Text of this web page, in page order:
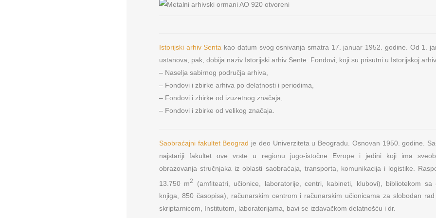
Istorijski arhiv Senta kao datum svog osnivanja smatra 17. januar 1952. godine. Od 1.
ustanova, pak, dobija naziv Istorijski arhiv Sente. Fondovi, koji su prisutni u Istorijskoj
– Naselja sabirnog područja arhiva,
– Fondovi i zbirke arhiva po delatnosti i periodima,
– Fondovi i zbirke od izuzetnog značaja,
– Fondovi i zbirke od velikog značaja.
Saobraćajni fakultet Beograd je deo Univerziteta u Beogradu. Osnovan 1950. godine.
najstariji fakultet ove vrste u regionu jugo-istočne Evrope i jedini koji ima
obrazovanja stručnjaka iz oblasti saobraćaja, transporta, komunikacija i logistike.
13.750 m2
(amfiteatri, učionice, laboratorije, centri, kabineti, klubovi), bibliotekom sa
knjiga, 850 časopisa), računarskim centrom i računarskim učionicama za slobodan
skriptarnicom, Institutom, laboratorijama, bavi se izdavačkom delatnošću i dr.
Metal Furniture Plus d.o.o.
Prodaja i proizvodnja metalne
opreme
Šifra delatnosti: 4674
Tekući račun: 165-9568-53
Sertifikat: ISO 9001:2008
Sertifikat: ISO 14001:2004
Sertifikat: OHSAS 18001
Oprema
NAŠI
Primat RD